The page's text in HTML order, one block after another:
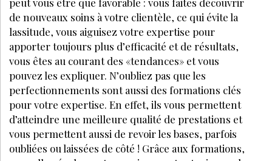
Soyez informé en avant-première des actualités
Bénéficiez de tarifs préférentiels sur nos
produits et évènements
JE M’ABONNE